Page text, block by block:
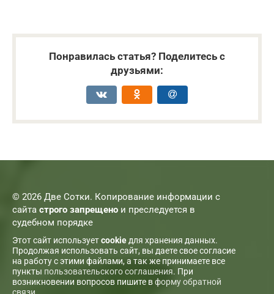
Понравилась статья? Поделитесь с
друзьями:
© 2026 Две Сотки. Копирование информации с
сайта строго запрещено и преследуется в
судебном порядке
Этот сайт используетcookie для хранения данных.
Продолжая использовать сайт, вы даете свое согласие
на работу с этими файлами, а так же принимаете все
пункты пользовательского соглашения. При
возникновении вопросов пишите вформу обратной